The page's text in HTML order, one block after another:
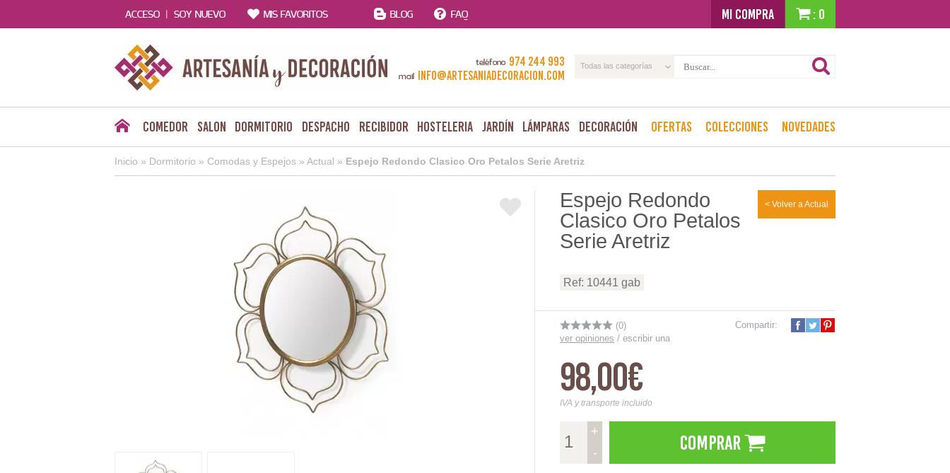
ACCESO | SOY NUEVO MIS FAVORITOS BLOG FAQ MI COMPRA : 0
teléfono 974 244 993
mail info@artesaniadecoracion.com
Todas las categorías
Comedor Salon Dormitorio Despacho Recibidor Hosteleria Jardín Lámparas Decoración Ofertas Colecciones Novedades
Inicio » Dormitorio » Comodas y Espejos » Actual » Espejo Redondo Clasico Oro Petalos Serie Aretriz
< Volver a Actual
Espejo Redondo
Clasico Oro Petalos
Serie Aretriz
Ref: 10441 gab
(0)
ver opiniones / escribir una
Compartir:
98,00€
IVA y transporte incluido
+
-
Comprar